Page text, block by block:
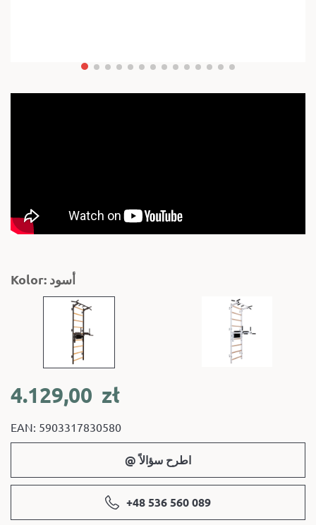
Kolor: أسود
4.129,00 zł
EAN: 5903317830580
@ اطرح سؤالاً
+48 536 560 089